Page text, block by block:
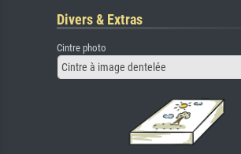
Divers & Extras
Cintre photo
Cintre à image dentelée